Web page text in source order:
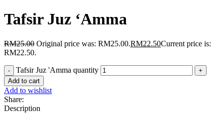
Tafsir Juz ‘Amma
RM25.00 Original price was: RM25.00.RM22.50Current price is:
RM22.50.
Tafsir Juz 'Amma quantity
Add to cart
Add to wishlist
Share:
Description